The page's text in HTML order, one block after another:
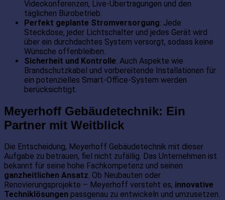
Videokonferenzen, Live-Übertragungen und den
täglichen Bürobetrieb.
Perfekt geplante Stromversorgung: Jede
Steckdose, jeder Lichtschalter und jedes Gerät wird
über ein durchdachtes System versorgt, sodass keine
Wünsche offenbleiben.
Sicherheit und Kontrolle: Auch Aspekte wie
Brandschutzkabel und vorbereitende Installationen für
ein potenzielles Smart-Office-System werden
berücksichtigt.
Meyerhoff Gebäudetechnik: Ein
Partner mit Weitblick
Die Entscheidung, Meyerhoff Gebäudetechnik mit dieser
Aufgabe zu betrauen, fiel nicht zufällig. Das Unternehmen ist
bekannt für seine hohe Fachkompetenz und seinen
ganzheitlichen Ansatz. Ob Neubauten oder
Renovierungsprojekte – Meyerhoff versteht es, innovative
Techniklösungen passgenau zu entwickeln und umzusetzen.